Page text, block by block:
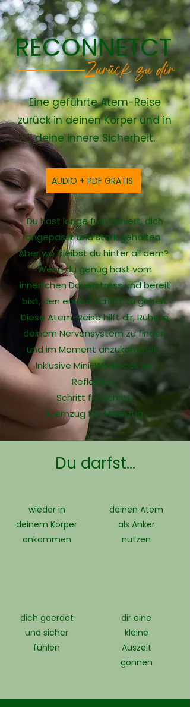
RECONNETCT
Zurück zu dir
Eine geführte Atem-Reise
zurück in deinen Körper und in
deine innere Sicherheit.
AUDIO + PDF GRATIS
Du hast lange funktioniert, dich
angepasst und stark gehalten.
Aber wo bleibst du hinter all dem?
Wenn du genug hast vom
innerlichen Dauerstress und bereit
bist, den ersten Schritt zu gehen:
Diese Atem-Reise hilft dir, Ruhe in
deinem Nervensystem zu finden
und im Moment anzukommen.
Inklusive Mini-Workbook zur
Reflektion.
Schritt für Schritt.
Atemzug für Atemzug.
Du darfst...
wieder in
deinem Körper
ankommen
dich geerdet
und sicher
fühlen
deinen Atem
als Anker
nutzen
dir eine
kleine
Auszeit
gönnen